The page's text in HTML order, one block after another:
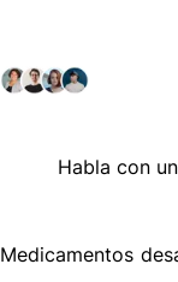
Habla con
Medicamentos